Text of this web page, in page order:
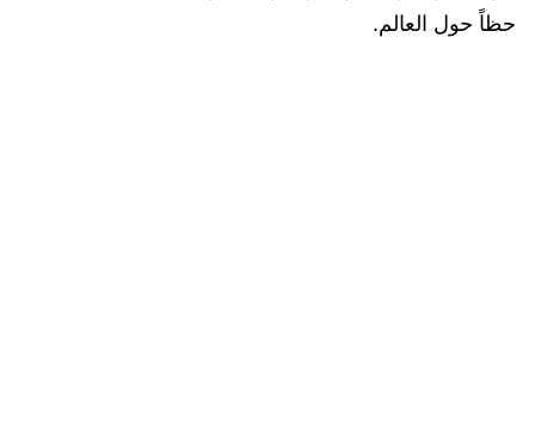
حظاً حول العالم.